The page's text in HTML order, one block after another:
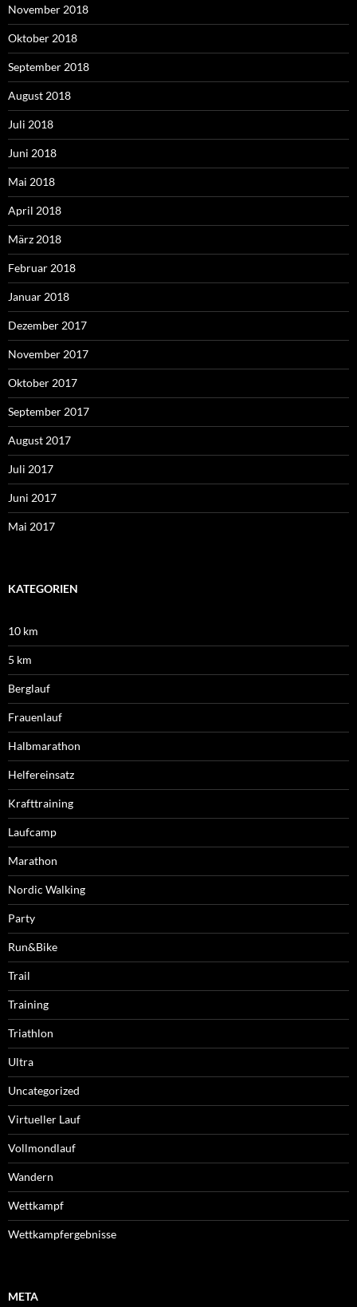
November 2018
Oktober 2018
September 2018
August 2018
Juli 2018
Juni 2018
Mai 2018
April 2018
März 2018
Februar 2018
Januar 2018
Dezember 2017
November 2017
Oktober 2017
September 2017
August 2017
Juli 2017
Juni 2017
Mai 2017
KATEGORIEN
10 km
5 km
Berglauf
Frauenlauf
Halbmarathon
Helfereinsatz
Krafttraining
Laufcamp
Marathon
Nordic Walking
Party
Run&Bike
Trail
Training
Triathlon
Ultra
Uncategorized
Virtueller Lauf
Vollmondlauf
Wandern
Wettkampf
Wettkampfergebnisse
META